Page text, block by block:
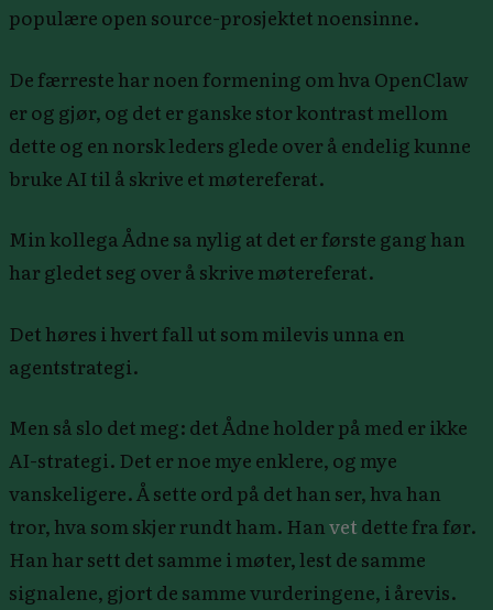
populære open source-prosjektet noensinne.
De færreste har noen formening om hva OpenClaw
er og gjør, og det er ganske stor kontrast mellom
dette og en norsk leders glede over å endelig kunne
bruke AI til å skrive et møtereferat.
Min kollega Ådne sa nylig at det er første gang han
har gledet seg over å skrive møtereferat.
Det høres i hvert fall ut som milevis unna en
agentstrategi.
Men så slo det meg: det Ådne holder på med er ikke
AI-strategi. Det er noe mye enklere, og mye
vanskeligere. Å sette ord på det han ser, hva han
tror, hva som skjer rundt ham. Hanvet dette fra før.
Han har sett det samme i møter, lest de samme
signalene, gjort de samme vurderingene, i årevis.